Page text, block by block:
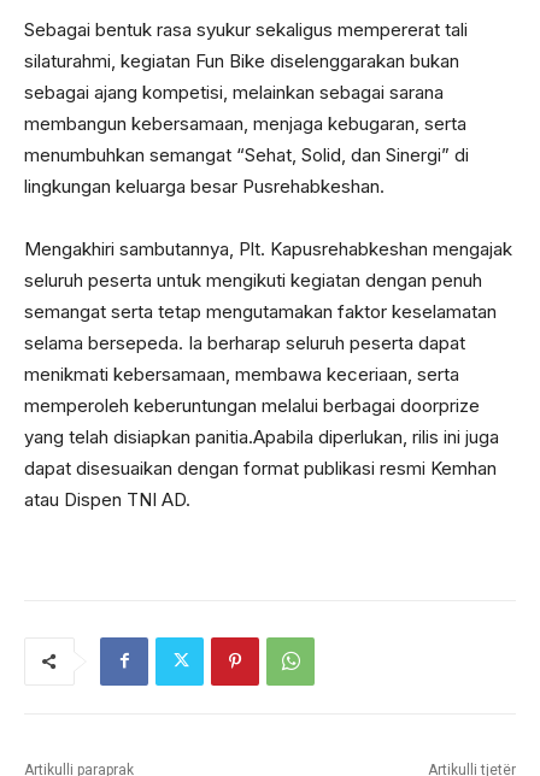
Sebagai bentuk rasa syukur sekaligus mempererat tali
silaturahmi, kegiatan Fun Bike diselenggarakan bukan
sebagai ajang kompetisi, melainkan sebagai sarana
membangun kebersamaan, menjaga kebugaran, serta
menumbuhkan semangat “Sehat, Solid, dan Sinergi” di
lingkungan keluarga besar Pusrehabkeshan.
Mengakhiri sambutannya, Plt. Kapusrehabkeshan mengajak
seluruh peserta untuk mengikuti kegiatan dengan penuh
semangat serta tetap mengutamakan faktor keselamatan
selama bersepeda. Ia berharap seluruh peserta dapat
menikmati kebersamaan, membawa keceriaan, serta
memperoleh keberuntungan melalui berbagai doorprize
yang telah disiapkan panitia.Apabila diperlukan, rilis ini juga
dapat disesuaikan dengan format publikasi resmi Kemhan
atau Dispen TNI AD.
Artikulli paraprak Artikulli tjetër